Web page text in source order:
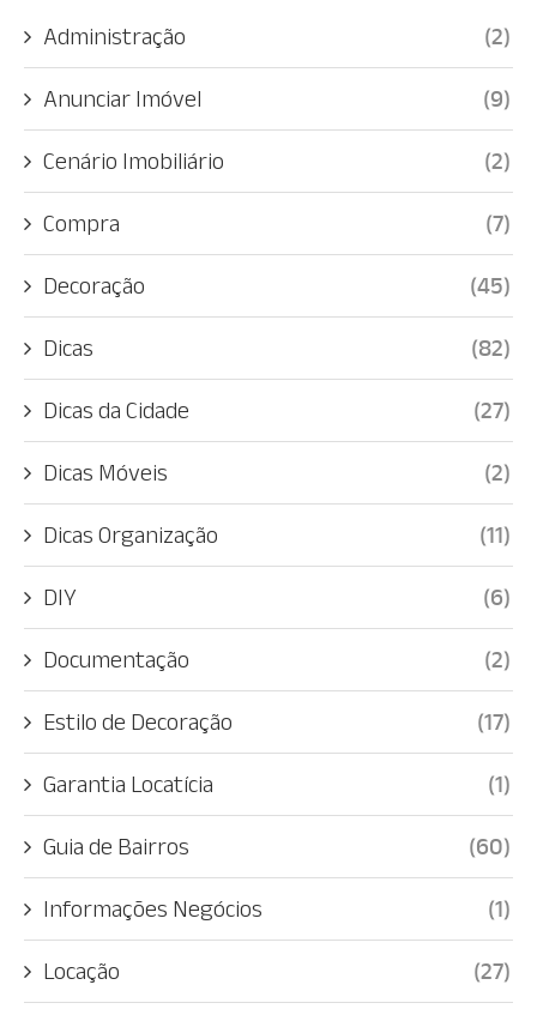
Administração (2)
Anunciar Imóvel (9)
Cenário Imobiliário (2)
Compra (7)
Decoração (45)
Dicas (82)
Dicas da Cidade (27)
Dicas Móveis (2)
Dicas Organização (11)
DIY (6)
Documentação (2)
Estilo de Decoração (17)
Garantia Locatícia (1)
Guia de Bairros (60)
Informações Negócios (1)
Locação (27)